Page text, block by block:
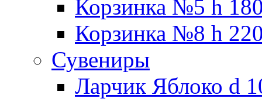
Корзинка №5 h
Корзинка №8 h
Сувениры
Ларчик Яблоко d